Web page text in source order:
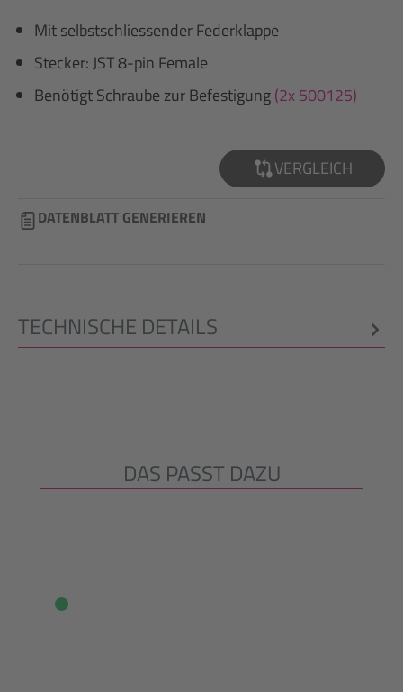
Mit selbstschliessender Federklappe
Stecker: JST 8-pin Female
Benötigt Schraube zur Befestigung(2x 500125)
VERGLEICH
DATENBLATT GENERIEREN
TECHNISCHE DETAILS
Produktgalerie überspringen
DAS PASST DAZU